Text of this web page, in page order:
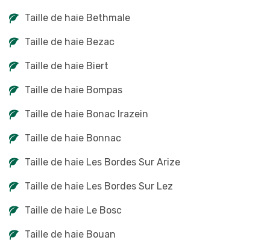
Taille de haie Bethmale
Taille de haie Bezac
Taille de haie Biert
Taille de haie Bompas
Taille de haie Bonac Irazein
Taille de haie Bonnac
Taille de haie Les Bordes Sur Arize
Taille de haie Les Bordes Sur Lez
Taille de haie Le Bosc
Taille de haie Bouan